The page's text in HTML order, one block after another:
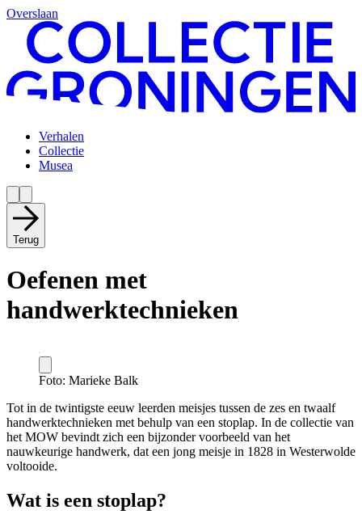
Overslaan
Verhalen
Collectie
Musea
Terug
Oefenen met
handwerktechnieken
Foto: Marieke Balk
Tot in de twintigste eeuw leerden meisjes tussen de zes en twaalf
handwerktechnieken met behulp van een stoplap. In de collectie van
het MOW bevindt zich een bijzonder voorbeeld van het
nauwkeurige handwerk, dat een jong meisje in 1828 in Westerwolde
voltooide.
Wat is een stoplap?